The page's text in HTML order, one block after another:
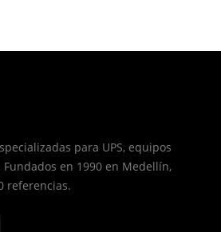
para UPS, equipos
en 1990 en Medellín,
referencias.